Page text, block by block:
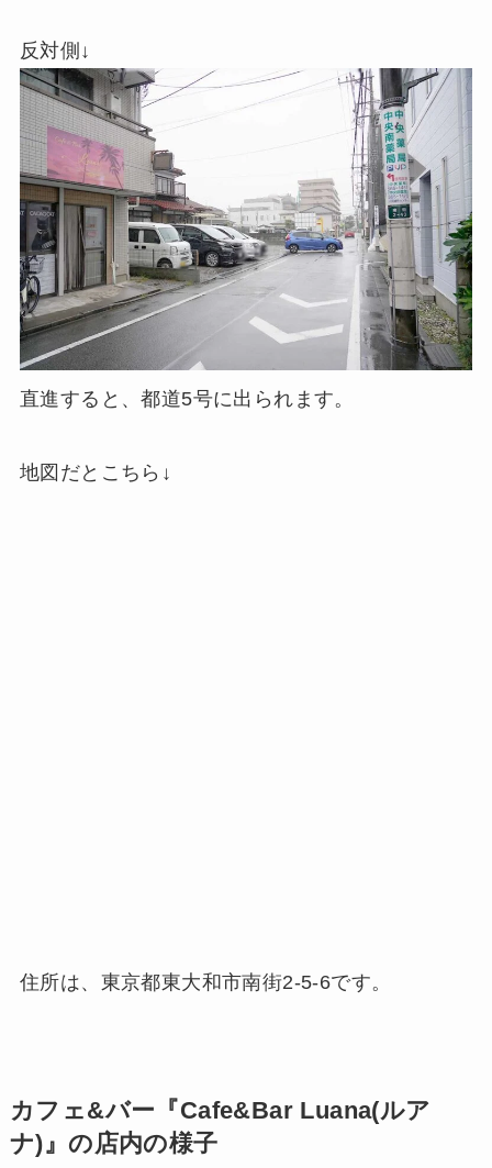
反対側↓
直進すると、都道5号に出られます。
地図だとこちら↓
住所は、東京都東大和市南街2-5-6です。
カフェ&バー『Cafe&Bar Luana(ルア
ナ)』の店内の様子